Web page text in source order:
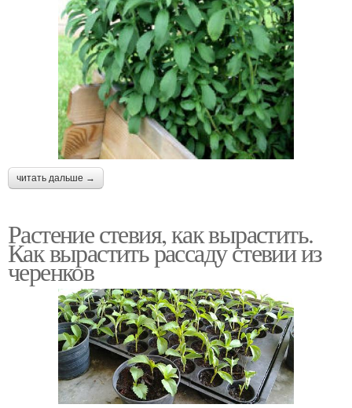
читать дальше →
Растение стевия, как вырастить.
Как вырастить рассаду стевии из
черенков